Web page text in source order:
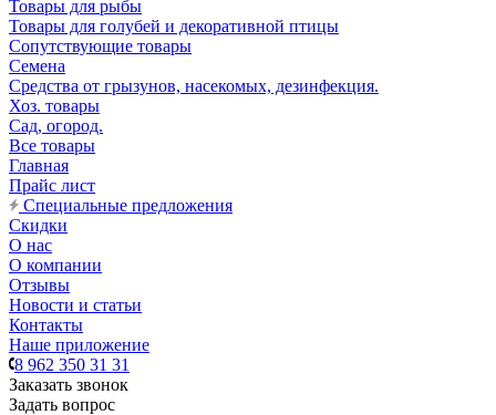
Товары для рыбы
Товары для голубей и декоративной птицы
Сопутствующие товары
Семена
Средства от грызунов, насекомых, дезинфекция.
Хоз. товары
Сад, огород.
Все товары
Главная
Прайс лист
Специальные предложения
Скидки
О нас
О компании
Отзывы
Новости и статьи
Контакты
Наше приложение
8 962 350 31 31
Заказать звонок
Задать вопрос